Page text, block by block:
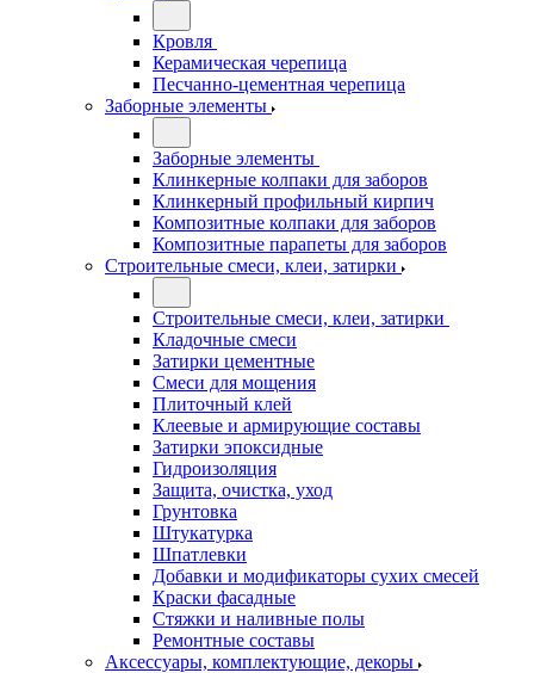
Кровля
Керамическая черепица
Песчанно-цементная черепица
Заборные элементы
Заборные элементы
Клинкерные колпаки для заборов
Клинкерный профильный кирпич
Композитные колпаки для заборов
Композитные парапеты для заборов
Строительные смеси, клеи, затирки
Строительные смеси, клеи, затирки
Кладочные смеси
Затирки цементные
Смеси для мощения
Плиточный клей
Клеевые и армирующие составы
Затирки эпоксидные
Гидроизоляция
Защита, очистка, уход
Грунтовка
Штукатурка
Шпатлевки
Добавки и модификаторы сухих смесей
Краски фасадные
Стяжки и наливные полы
Ремонтные составы
Аксессуары, комплектующие, декоры